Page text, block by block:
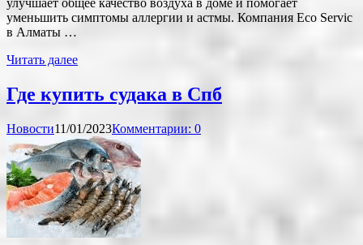
уменьшить симптомы аллергии и астмы. Компания Eco Servic
в Алматы …
Читать далее
Где купить судака в Спб
Новости11/01/2023Комментарии: 0